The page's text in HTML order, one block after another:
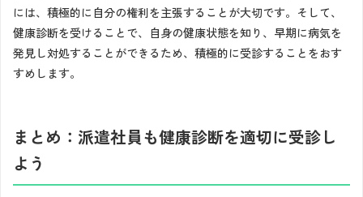
には、積極的に自分の権利を主張することが大切です。そして、
健康診断を受けることで、自身の健康状態を知り、早期に病気を
発見し対処することができるため、積極的に受診することをおす
すめします。
まとめ：派遣社員も健康診断を適切に受診し
よう